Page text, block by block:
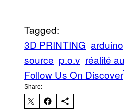
Tagged:
3D PRINTING arduino
source p.o.v réalité
Follow Us On Discover
Share: